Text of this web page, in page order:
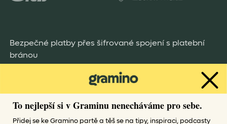
Bezpečné platby přes šifrované spojení s platební
bránou
To nejlepší si v Graminu nenecháváme pro sebe.
Přidej se ke Gramino partě a těš se na tipy, inspiraci, podcasty